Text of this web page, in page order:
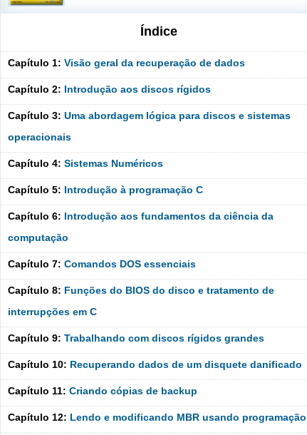
Índice
Capítulo 1: Visão geral da recuperação de dados
Capítulo 2: Introdução aos discos rígidos
Capítulo 3: Uma abordagem lógica para discos e sistemas
operacionais
Capítulo 4: Sistemas Numéricos
Capítulo 5: Introdução à programação C
Capítulo 6: Introdução aos fundamentos da ciência da
computação
Capítulo 7: Comandos DOS essenciais
Capítulo 8: Funções do BIOS do disco e tratamento de
interrupções em C
Capítulo 9: Trabalhando com discos rígidos grandes
Capítulo 10: Recuperando dados de um disquete danificado
Capítulo 11: Criando cópias de backup
Capítulo 12: Lendo e modificando MBR usando programação